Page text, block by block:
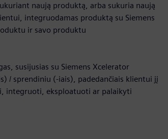
naują produktą, arba sukuria naują
integruodamas produktą su Siemens
ir savo produktu
susijusias su Siemens Xcelerator
/ sprendiniu (-iais), padedančiais klientui jį
integruoti, eksploatuoti ar palaikyti